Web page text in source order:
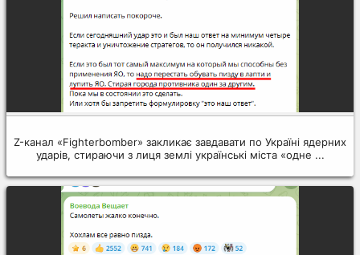
Z-канал «Fighterbomber» закликає завдавати по Україні ядерних
ударів, стираючи з лиця землі українські міста «одне ...